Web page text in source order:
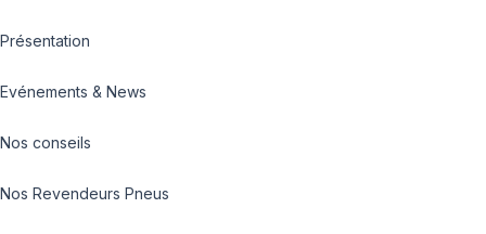
Présentation
Evénements & News
Nos conseils
Nos Revendeurs Pneus